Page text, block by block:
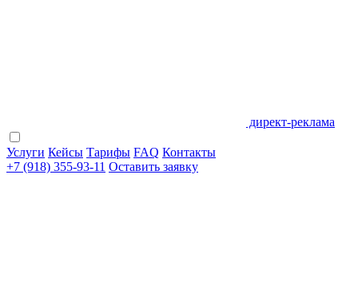
директ-реклама
Услуги Кейсы Тарифы FAQ Контакты
+7 (918) 355-93-11 Оставить заявку